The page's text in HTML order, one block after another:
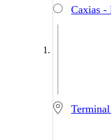
Caxias -